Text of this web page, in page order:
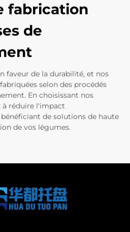
fabrication
de
faveur de la durabilité, et nos
selon des procédés
En choisissant nos
à réduire l'impact
de solutions de haute
de vos légumes.